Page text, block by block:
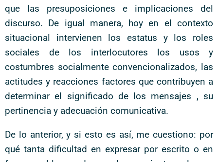
que las presuposiciones e implicaciones del
discurso. De igual manera, hoy en el contexto
situacional intervienen los estatus y los roles
sociales de los interlocutores los usos y
costumbres socialmente convencionalizados, las
actitudes y reacciones factores que contribuyen a
determinar el significado de los mensajes , su
pertinencia y adecuación comunicativa.
De lo anterior, y si esto es así, me cuestiono: por
qué tanta dificultad en expresar por escrito o en